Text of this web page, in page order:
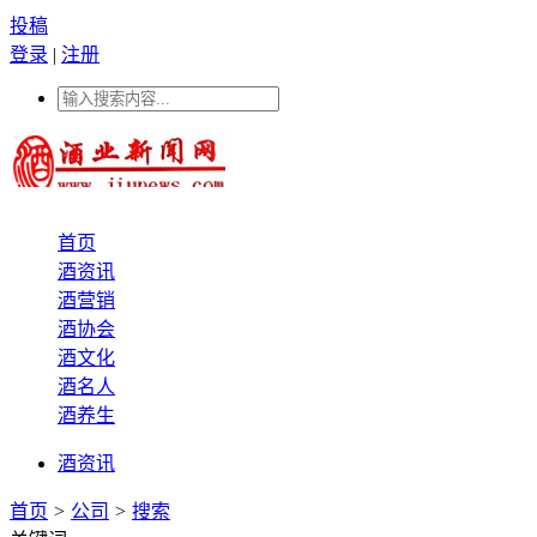
投稿
登录 | 注册
首页
酒资讯
酒营销
酒协会
酒文化
酒名人
酒养生
酒资讯
首页 > 公司 > 搜索